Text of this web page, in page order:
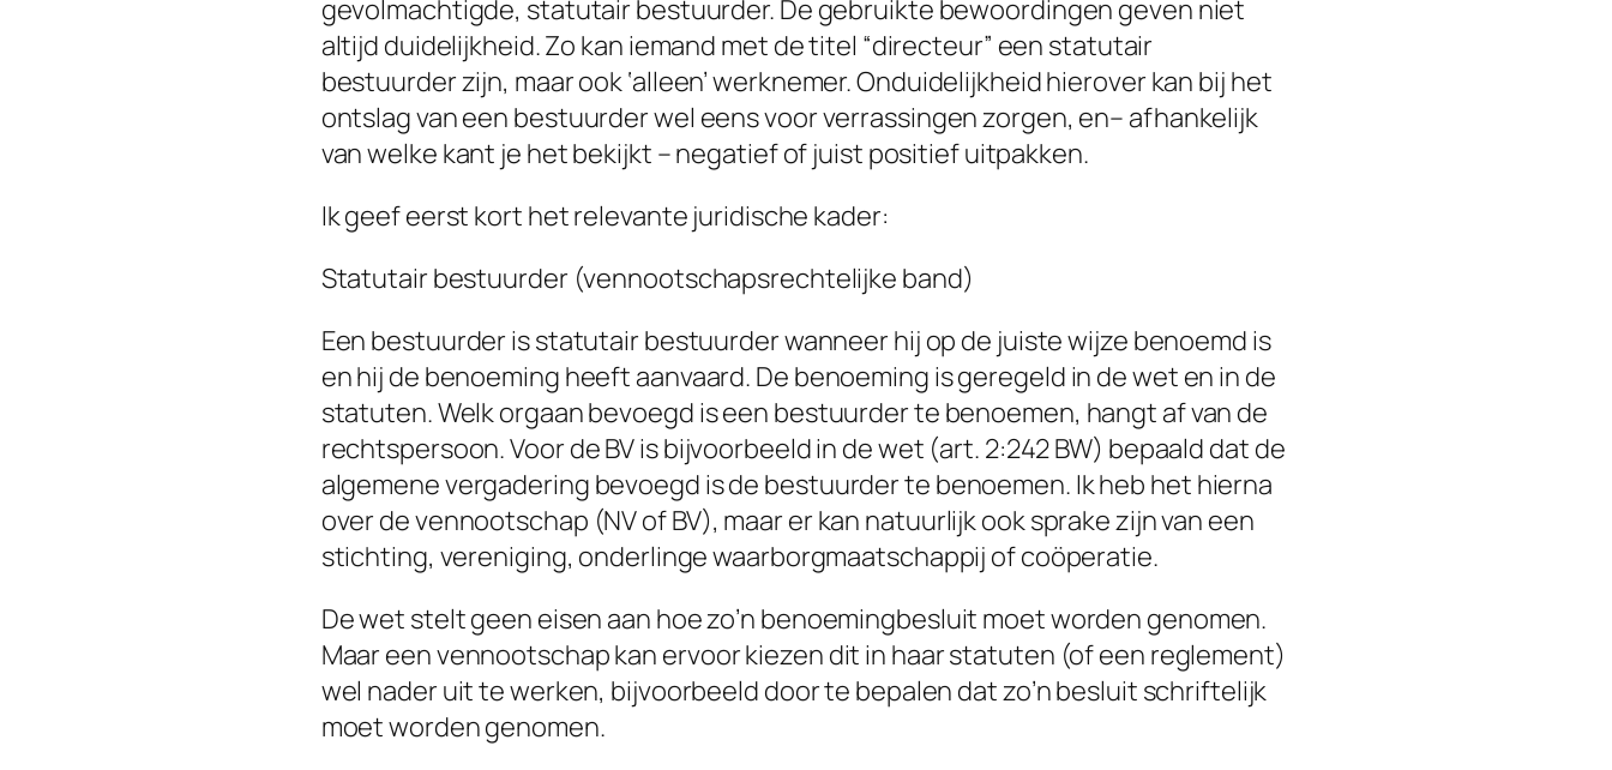
gevolmachtigde, statutair bestuurder. De gebruikte bewoordingen geven niet
altijd duidelijkheid. Zo kan iemand met de titel “directeur” een statutair
bestuurder zijn, maar ook ‘alleen’ werknemer. Onduidelijkheid hierover kan bij het
ontslag van een bestuurder wel eens voor verrassingen zorgen, en– afhankelijk
van welke kant je het bekijkt – negatief of juist positief uitpakken.
Ik geef eerst kort het relevante juridische kader:
Statutair bestuurder (vennootschapsrechtelijke band)
Een bestuurder isstatutair bestuurderwanneer hij op de juiste wijze benoemd is
en hij de benoeming heeft aanvaard. De benoeming is geregeld in de wet en in de
statuten. Welk orgaan bevoegd is een bestuurder te benoemen, hangt af van de
rechtspersoon. Voor de BV is bijvoorbeeld in de wet (art. 2:242 BW) bepaald dat de
algemene vergadering bevoegd is de bestuurder te benoemen. Ik heb het hierna
over de vennootschap (NV of BV), maar er kan natuurlijk ook sprake zijn van een
stichting, vereniging, onderlinge waarborgmaatschappij of coöperatie.
De wet stelt geen eisen aan hoe zo’n benoemingbesluit moet worden genomen.
Maar een vennootschap kan ervoor kiezen dit in haar statuten (of een reglement)
wel nader uit te werken, bijvoorbeeld door te bepalen dat zo’n besluit schriftelijk
moet worden genomen.